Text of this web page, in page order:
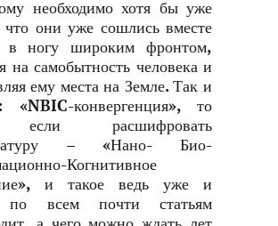
необходимо хотя бы уже
что они уже сошлись вместе
ногу широким фронтом,
на самобытность человека и
ему места на Земле. Так и
«NBIC-конвергенция», то
если расшифровать
– «Нано- Био-
Когнитивное
и такое ведь уже и
по всем почти статьям